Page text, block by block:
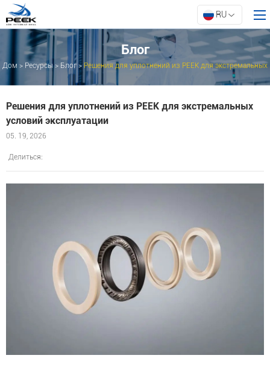
RU
Блог
Дом > Ресурсы> Блог > Решения для уплотнений из PEEK для экстремальных
Решения для уплотнений из PEEK для экстремальных
условий эксплуатации
05. 19, 2026
Делиться: